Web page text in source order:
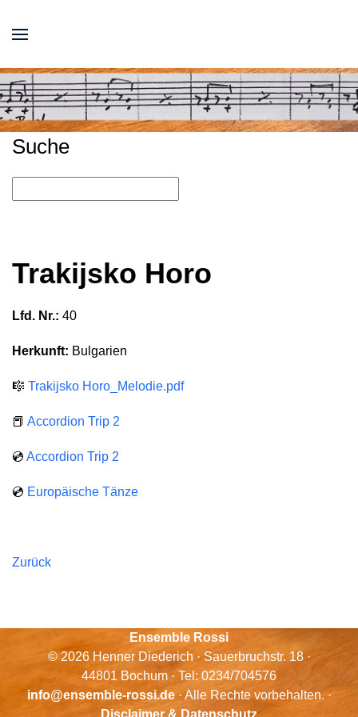
Suche
Trakijsko Horo
Lfd. Nr.: 40
Herkunft: Bulgarien
🎼 Trakijsko Horo_Melodie.pdf
📕 Accordion Trip 2
💿 Accordion Trip 2
💿 Europäische Tänze
Zurück
Ensemble Rossi
© 2026 Henner Diederich · Sauerbruchstr. 18 ·
44801 Bochum · Tel: 0234/704576
info@ensemble-rossi.de· Alle Rechte vorbehalten. ·
Disclaimer & Datenschutz